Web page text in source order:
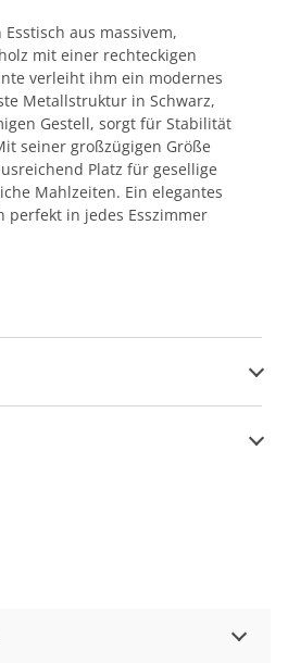
aus massivem,
mit einer rechteckigen
verleiht ihm ein modernes
Metallstruktur in Schwarz,
Gestell, sorgt für Stabilität
seiner großzügigen Größe
Platz für gesellige
Mahlzeiten. Ein elegantes
perfekt in jedes Esszimmer